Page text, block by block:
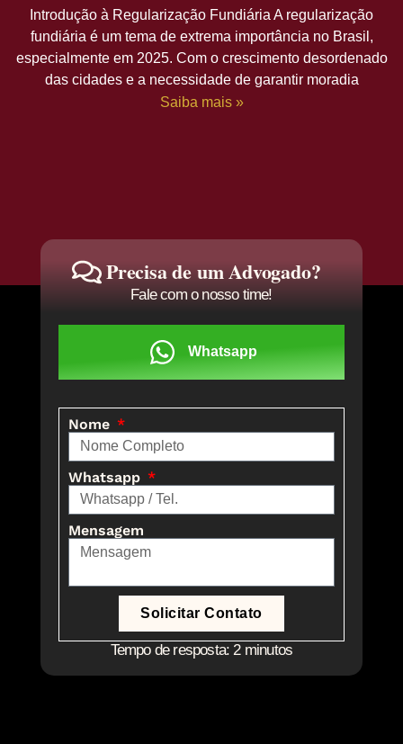
Introdução à Regularização Fundiária A regularização
fundiária é um tema de extrema importância no Brasil,
especialmente em 2025. Com o crescimento desordenado
das cidades e a necessidade de garantir moradia
Saiba mais »
Precisa de um Advogado?
Fale com o nosso time!
Whatsapp
Nome
Whatsapp
Mensagem
Solicitar Contato
Tempo de resposta: 2 minutos